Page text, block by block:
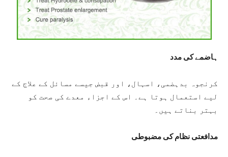
ہاضمے کی مدد
کرنجوہ بدہضمی، اسہال، اور قبض جیسے مسائل کے علاج کے
لیے استعمال ہوتا ہے۔ اس کے اجزاء معدے کی صحت کو
بہتر بناتے ہیں۔
مدافعتی نظام کی مضبوطی